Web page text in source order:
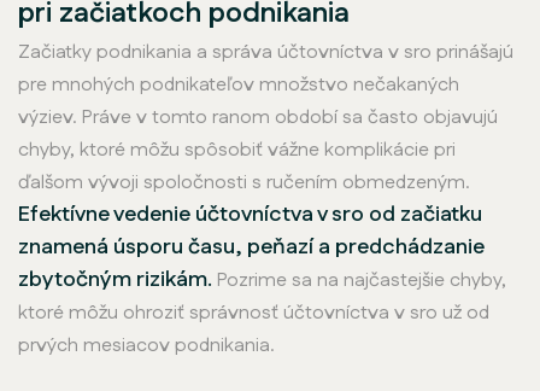
pri začiatkoch podnikania
Začiatky podnikania a správa účtovníctva v sro prinášajú
pre mnohých podnikateľov množstvo nečakaných
výziev. Práve v tomto ranom období sa často objavujú
chyby, ktoré môžu spôsobiť vážne komplikácie pri
ďalšom vývoji spoločnosti s ručením obmedzeným.
Efektívne vedenie účtovníctva v sro od začiatku
znamená úsporu času, peňazí a predchádzanie
zbytočným rizikám. Pozrime sa na najčastejšie chyby,
ktoré môžu ohroziť správnosť účtovníctva v sro už od
prvých mesiacov podnikania.